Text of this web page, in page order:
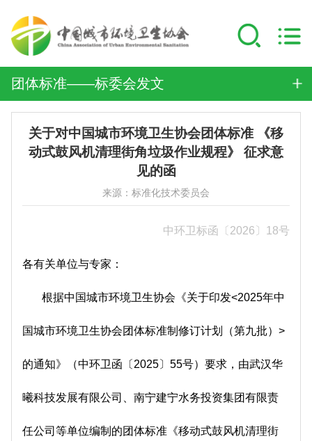
团体标准——标委会发文
关于对中国城市环境卫生协会团体标准 《移
动式鼓风机清理街角垃圾作业规程》 征求意
见的函
来源：标准化技术委员会
中环卫标函〔2026〕18号
各有关单位与专家：
根据中国城市环境卫生协会《关于印发<2025年中
国城市环境卫生协会团体标准制修订计划（第九批）>
的通知》（中环卫函〔2025〕55号）要求，由武汉华
曦科技发展有限公司、南宁建宁水务投资集团有限责
任公司等单位编制的团体标准《移动式鼓风机清理街